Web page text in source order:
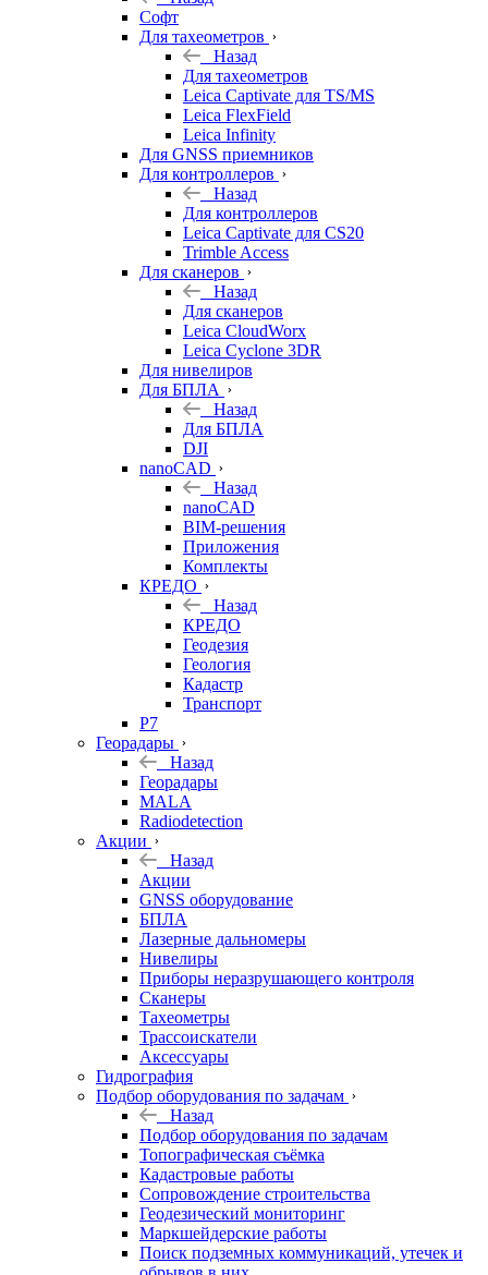
Софт
Для тахеометров
Назад
Для тахеометров
Leica Captivate для TS/MS
Leica FlexField
Leica Infinity
Для GNSS приемников
Для контроллеров
Назад
Для контроллеров
Leica Captivate для CS20
Trimble Access
Для сканеров
Назад
Для сканеров
Leica CloudWorx
Leica Cyclone 3DR
Для нивелиров
Для БПЛА
Назад
Для БПЛА
DJI
nanoCAD
Назад
nanoCAD
BIM-решения
Приложения
Комплекты
КРЕДО
Назад
КРЕДО
Геодезия
Геология
Кадастр
Транспорт
Р7
Георадары
Назад
Георадары
MALA
Radiodetection
Акции
Назад
Акции
GNSS оборудование
БПЛА
Лазерные дальномеры
Нивелиры
Приборы неразрушающего контроля
Сканеры
Тахеометры
Трассоискатели
Аксессуары
Гидрография
Подбор оборудования по задачам
Назад
Подбор оборудования по задачам
Топографическая съёмка
Кадастровые работы
Сопровождение строительства
Геодезический мониторинг
Маркшейдерские работы
Поиск подземных коммуникаций, утечек и